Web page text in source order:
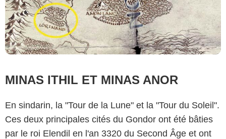
MINAS ITHIL ET MINAS ANOR
En sindarin, la "Tour de la Lune" et la "Tour du Soleil".
Ces deux principales cités du Gondor ont été bâties
par le roi Elendil en l'an 3320 du Second Âge et ont